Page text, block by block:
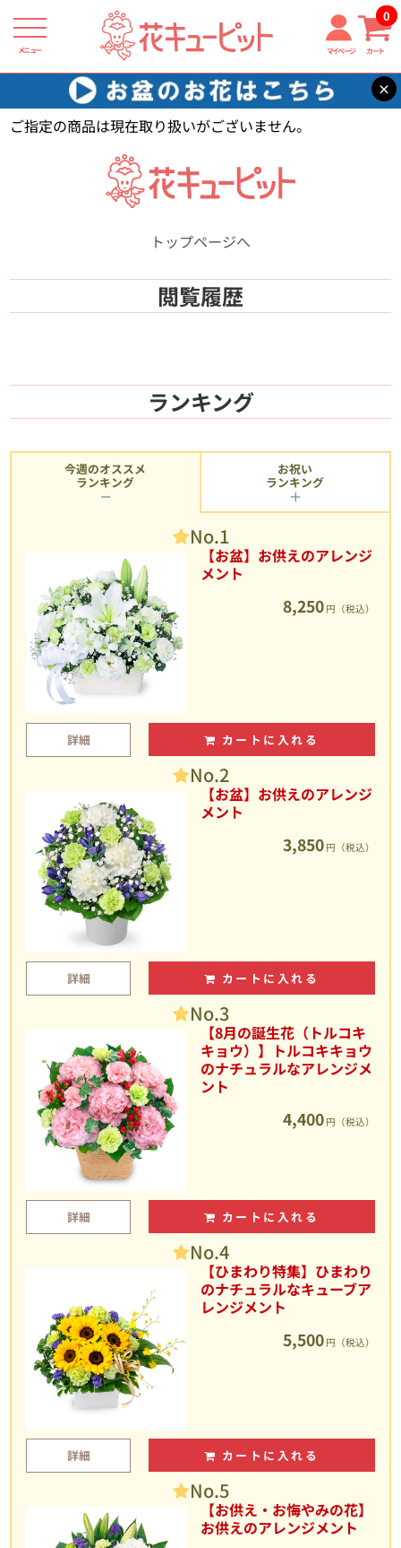
メニュー マイページ カート
0
×
花キューピット 【】
ご指定の商品は現在取り扱いがございません。
トップページへ
閲覧履歴
ランキング
今週のオススメ
ランキング
No.1
【お盆】お供えのアレンジ
メント
8,250 円（税込）
詳細 カートに入れる
No.2
【お盆】お供えのアレンジ
メント
3,850 円（税込）
詳細 カートに入れる
No.3
【8月の誕生花（トルコキ
キョウ）】トルコキキョウ
のナチュラルなアレンジメ
ント
4,400 円（税込）
詳細 カートに入れる
No.4
【ひまわり特集】ひまわり
のナチュラルなキューブア
レンジメント
5,500 円（税込）
詳細 カートに入れる
No.5
【お供え・お悔やみの花】
お供えのアレンジメント
お祝い
ランキング